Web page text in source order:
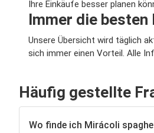
Ihre Einkäufe besser planen
Immer die
Unsere Übersicht wird täglich
sich immer einen Vorteil. Alle
Häufig gestellte
Wo finde ich Mirácoli